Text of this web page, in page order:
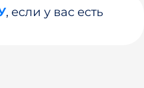
, если у вас есть